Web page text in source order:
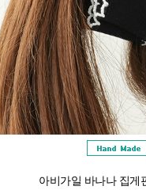
아비가일 바나나 집게